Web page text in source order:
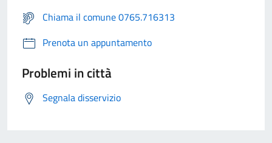
Chiama il comune 0765.716313
Prenota un appuntamento
Problemi in città
Segnala disservizio